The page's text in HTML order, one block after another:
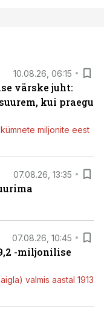
10.08.26, 06:15
värske juht:
kui praegu
miljonite eest
07.08.26, 13:35
07.08.26, 10:45
-miljonilise
valmis aastal 1913